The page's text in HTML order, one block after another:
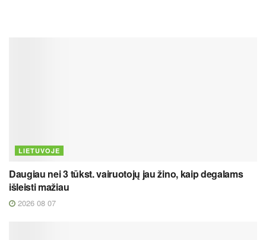
LIETUVOJE
Daugiau nei 3 tūkst. vairuotojų jau žino, kaip degalams
išleisti mažiau
2026 08 07